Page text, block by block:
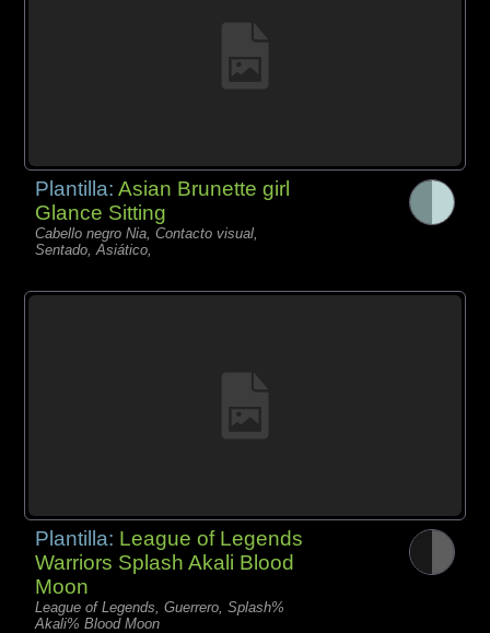
Plantilla:Asian Brunette girl
Glance Sitting
Cabello negro Nia, Contacto visual,
Sentado, Asiático,
Plantilla: League of Legends
Warriors Splash Akali Blood
Moon
League of Legends, Guerrero, Splash%
Akali% Blood Moon